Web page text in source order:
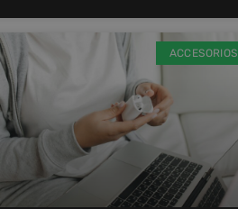
ACCESORIOS